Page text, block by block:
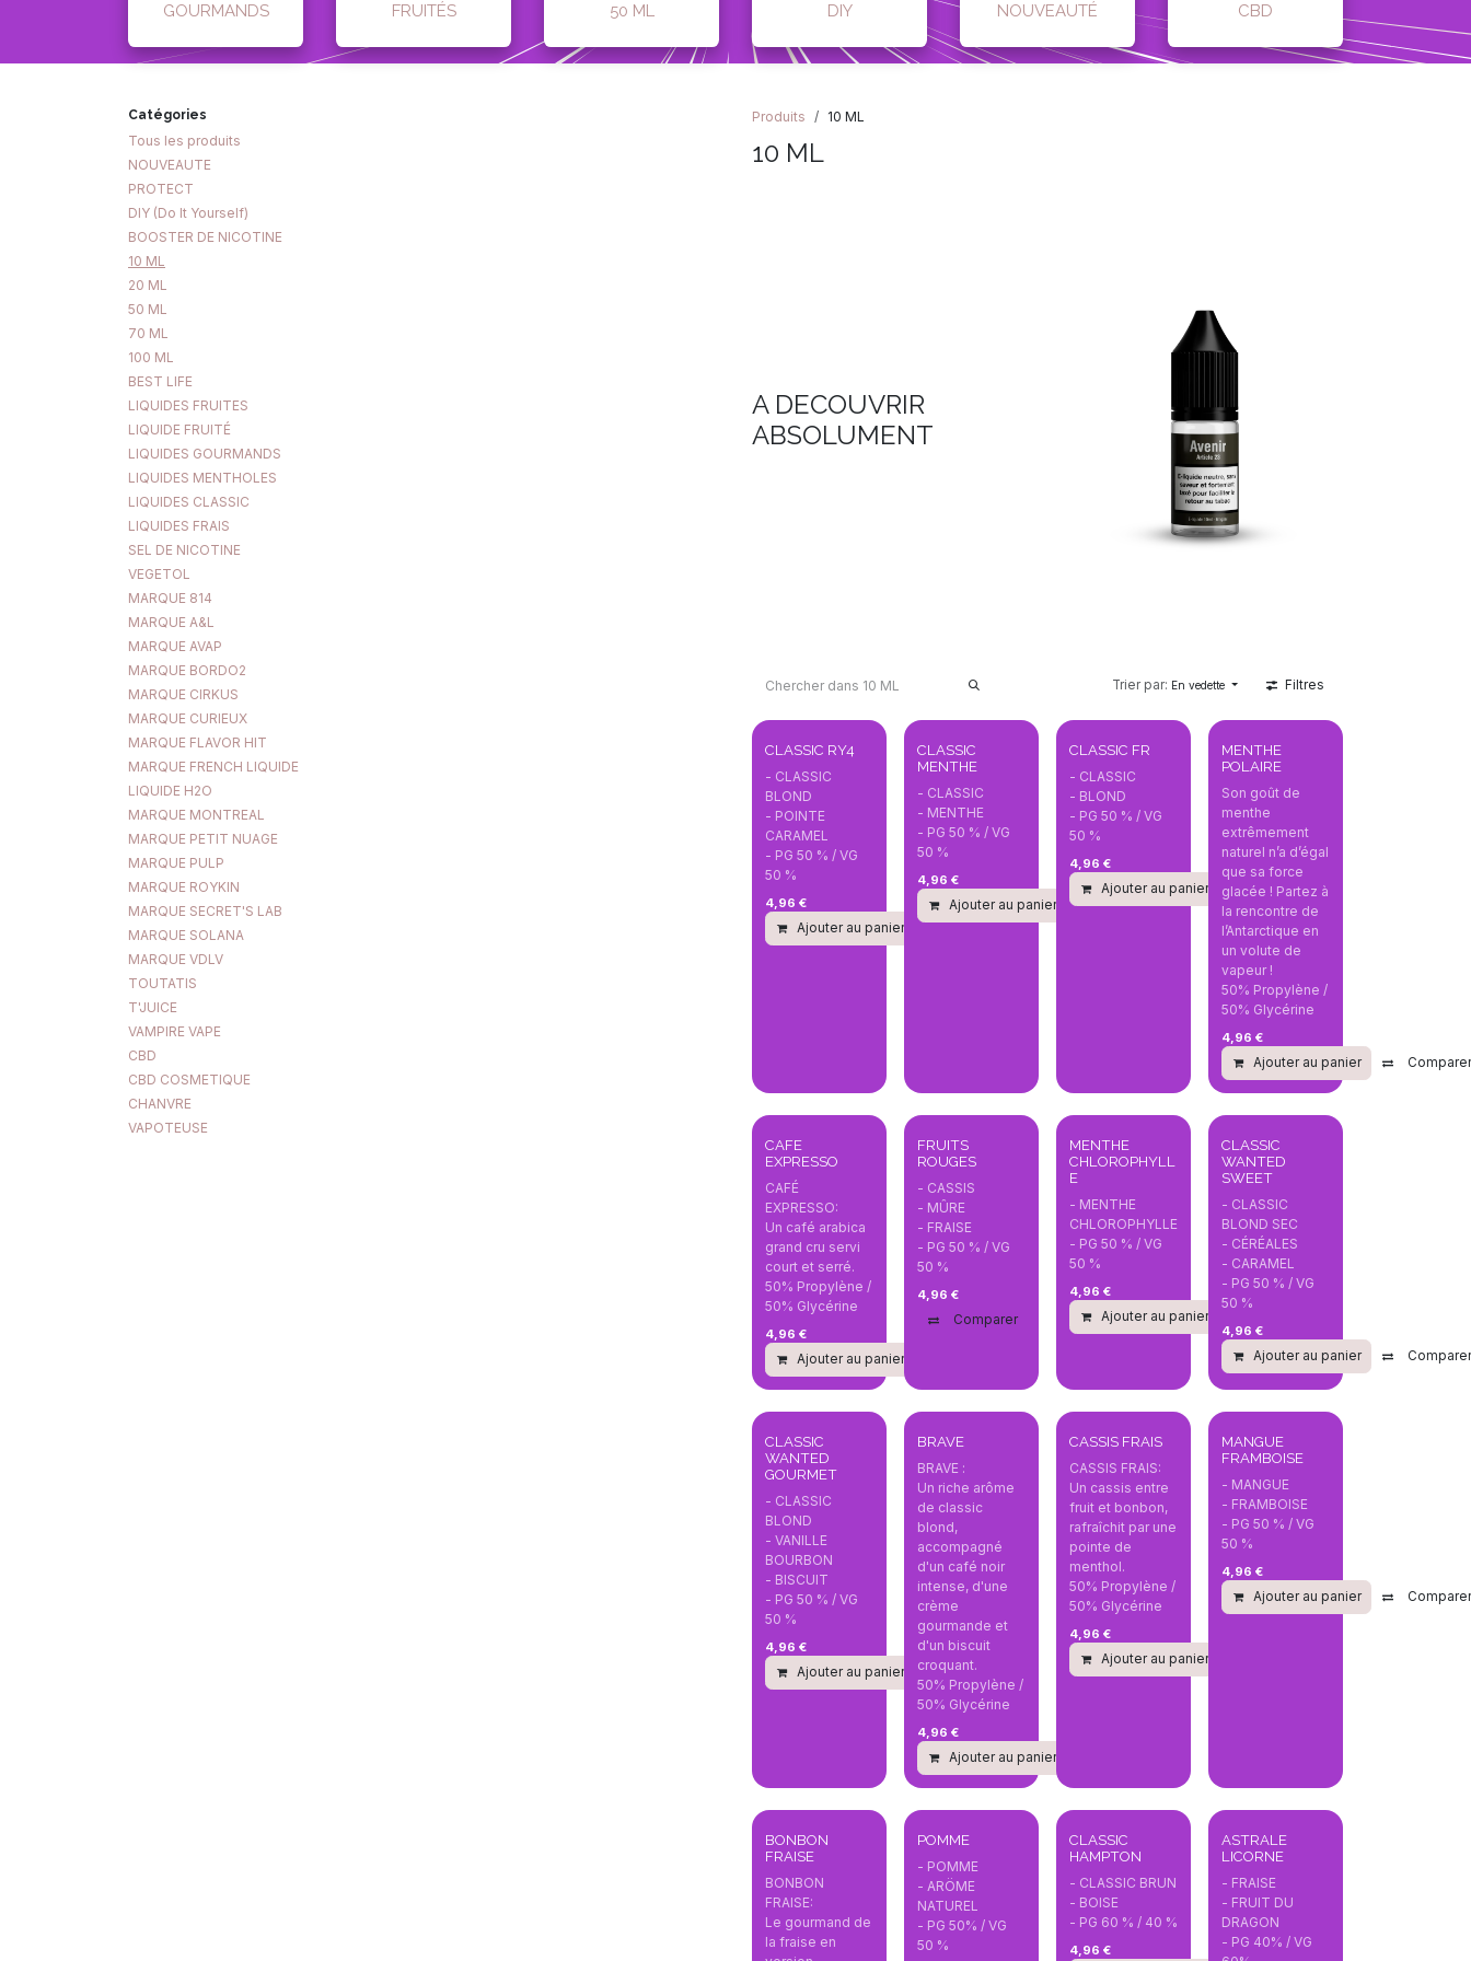
GOURMANDS FRUITÉS 50 ML DIY NOUVEAUTÉ CBD
Catégories
Tous les produits
NOUVEAUTE
PROTECT
DIY (Do It Yourself)
BOOSTER DE NICOTINE
10 ML
20 ML
50 ML
70 ML
100 ML
BEST LIFE
LIQUIDES FRUITES
LIQUIDE FRUITÉ
LIQUIDES GOURMANDS
LIQUIDES MENTHOLES
LIQUIDES CLASSIC
LIQUIDES FRAIS
SEL DE NICOTINE
VEGETOL
MARQUE 814
MARQUE A&L
MARQUE AVAP
MARQUE BORDO2
MARQUE CIRKUS
MARQUE CURIEUX
MARQUE FLAVOR HIT
MARQUE FRENCH LIQUIDE
LIQUIDE H2O
MARQUE MONTREAL
MARQUE PETIT NUAGE
MARQUE PULP
MARQUE ROYKIN
MARQUE SECRET'S LAB
MARQUE SOLANA
MARQUE VDLV
TOUTATIS
T'JUICE
VAMPIRE VAPE
CBD
CBD COSMETIQUE
CHANVRE
VAPOTEUSE
Produits 10 ML
10 ML
A DECOUVRIR
ABSOLUMENT
Trier par: En vedette Filtres
CLASSIC RY4
- CLASSIC
BLOND
- POINTE
CARAMEL
- PG 50 % / VG
50 %
4,96 €
Ajouter au panier
CLASSIC
MENTHE
- CLASSIC
- MENTHE
- PG 50 % / VG
50 %
4,96 €
Ajouter au panier
Comparer
CLASSIC FR
- CLASSIC
- BLOND
- PG 50 % / VG
50 %
4,96 €
Ajouter au panier
Comparer
MENTHE
POLAIRE
Son goût de
menthe
extrêmement
naturel n’a d’égal
que sa force
glacée ! Partez à
la rencontre de
l’Antarctique en
un volute de
vapeur !
50% Propylène /
50% Glycérine
4,96 €
Ajouter au panier
Comparer
Nouveau!
CAFE
EXPRESSO
CAFÉ
EXPRESSO:
Un café arabica
grand cru servi
court et serré.
50% Propylène /
50% Glycérine
4,96 €
Ajouter au panier
FRUITS
ROUGES
- CASSIS
- MÛRE
- FRAISE
- PG 50 % / VG
50 %
4,96 €
Comparer
MENTHE
CHLOROPHYLL
E
- MENTHE
CHLOROPHYLLE
- PG 50 % / VG
50 %
4,96 €
Ajouter au panier
CLASSIC
WANTED
SWEET
- CLASSIC
BLOND SEC
- CÉRÉALES
- CARAMEL
- PG 50 % / VG
50 %
4,96 €
Ajouter au panier
Comparer
CLASSIC
WANTED
GOURMET
- CLASSIC
BLOND
- VANILLE
BOURBON
- BISCUIT
- PG 50 % / VG
50 %
4,96 €
Ajouter au panier
Comparer
BRAVE
BRAVE :
Un riche arôme
de classic
blond,
accompagné
d'un café noir
intense, d'une
crème
gourmande et
d'un biscuit
croquant.
50% Propylène /
50% Glycérine
4,96 €
Ajouter au panier
CASSIS FRAIS
CASSIS FRAIS:
Un cassis entre
fruit et bonbon,
rafraîchit par une
pointe de
menthol.
50% Propylène /
50% Glycérine
4,96 €
Ajouter au panier
MANGUE
FRAMBOISE
- MANGUE
- FRAMBOISE
- PG 50 % / VG
50 %
4,96 €
Ajouter au panier
Comparer
BONBON
FRAISE
BONBON
FRAISE:
Le gourmand de
la fraise en
POMME
- POMME
- ARÖME
NATUREL
- PG 50% / VG
50 %
CLASSIC
HAMPTON
- CLASSIC BRUN
- BOISE
- PG 60 % / 40 %
4,96 €
Végétol
ASTRALE
LICORNE
- FRAISE
- FRUIT DU
DRAGON
- PG 40% / VG